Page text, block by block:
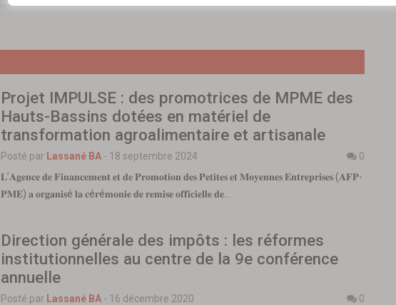
Projet IMPULSE : des promotrices de MPME des
Hauts-Bassins dotées en matériel de
transformation agroalimentaire et artisanale
Posté par Lassané BA - 18 septembre 2024
0
𝐋’𝐀𝐠𝐞𝐧𝐜𝐞 𝐝𝐞 𝐅𝐢𝐧𝐚𝐧𝐜𝐞𝐦𝐞𝐧𝐭 𝐞𝐭 𝐝𝐞 𝐏𝐫𝐨𝐦𝐨𝐭𝐢𝐨𝐧 𝐝𝐞𝐬 𝐏𝐞𝐭𝐢𝐭𝐞𝐬 𝐞𝐭 𝐌𝐨𝐲𝐞𝐧𝐧𝐞𝐬 𝐄𝐧𝐭𝐫𝐞𝐩𝐫𝐢𝐬𝐞𝐬 (𝐀𝐅𝐏-
𝐏𝐌𝐄) 𝐚 𝐨𝐫𝐠𝐚𝐧𝐢𝐬é 𝐥𝐚 𝐜é𝐫é𝐦𝐨𝐧𝐢𝐞 𝐝𝐞 𝐫𝐞𝐦𝐢𝐬𝐞 𝐨𝐟𝐟𝐢𝐜𝐢𝐞𝐥𝐥𝐞 𝐝𝐞…
Direction générale des impôts : les réformes
institutionnelles au centre de la 9e conférence
annuelle
Posté par Lassané BA - 16 décembre 2020
0